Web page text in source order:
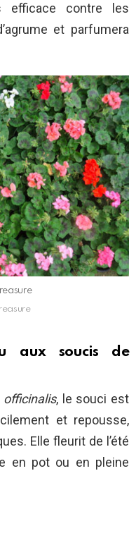
efficace contre les
et parfumera
aux soucis de
officinalis, le souci est
et repousse,
Elle fleurit de l’été
en pot ou en pleine